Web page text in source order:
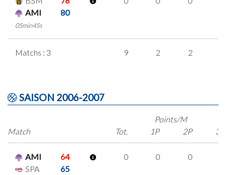
AMI
80
05min45s
Matchs : 3 9 2 2
SAISON 2006-2007
Match
Points/M
Tot.
1P 2P 3P
AMI
64
SPA
65
0 0 0